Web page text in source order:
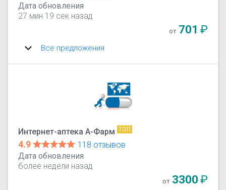
Дата обновления
27 мин 19 сек назад
от 701 ₽
Все предложения
Интернет-аптека А-Фарм ТОП
4.9
118 отзывов
Дата обновления
более недели назад
от 3300₽